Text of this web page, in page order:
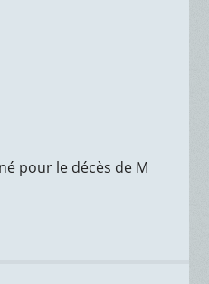
pour le décès de M